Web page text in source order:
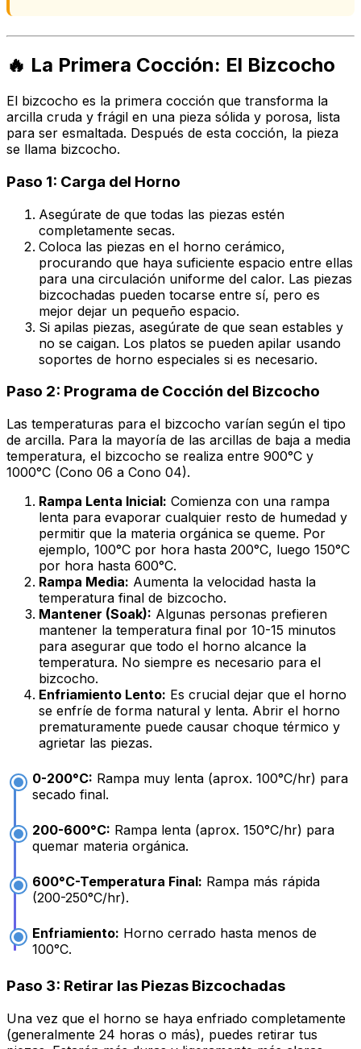
🔥 La Primera Cocción: El Bizcocho
El bizcocho es la primera cocción que transforma la
arcilla cruda y frágil en una pieza sólida y porosa, lista
para ser esmaltada. Después de esta cocción, la pieza
se llama bizcocho.
Paso 1: Carga del Horno
Asegúrate de que todas las piezas estén
completamente secas.
Coloca las piezas en el horno cerámico,
procurando que haya suficiente espacio entre ellas
para una circulación uniforme del calor. Las piezas
bizcochadas pueden tocarse entre sí, pero es
mejor dejar un pequeño espacio.
Si apilas piezas, asegúrate de que sean estables y
no se caigan. Los platos se pueden apilar usando
soportes de horno especiales si es necesario.
Paso 2: Programa de Cocción del Bizcocho
Las temperaturas para el bizcocho varían según el tipo
de arcilla. Para la mayoría de las arcillas de baja a media
temperatura, el bizcocho se realiza entre 900°C y
1000°C (Cono 06 a Cono 04).
Rampa Lenta Inicial: Comienza con una rampa
lenta para evaporar cualquier resto de humedad y
permitir que la materia orgánica se queme. Por
ejemplo, 100°C por hora hasta 200°C, luego 150°C
por hora hasta 600°C.
Rampa Media: Aumenta la velocidad hasta la
temperatura final de bizcocho.
Mantener (Soak): Algunas personas prefieren
mantener la temperatura final por 10-15 minutos
para asegurar que todo el horno alcance la
temperatura. No siempre es necesario para el
bizcocho.
Enfriamiento Lento: Es crucial dejar que el horno
se enfríe de forma natural y lenta. Abrir el horno
prematuramente puede causar choque térmico y
agrietar las piezas.
0-200°C: Rampa muy lenta (aprox. 100°C/hr) para
secado final.
200-600°C: Rampa lenta (aprox. 150°C/hr) para
quemar materia orgánica.
600°C-Temperatura Final: Rampa más rápida
(200-250°C/hr).
Enfriamiento: Horno cerrado hasta menos de
100°C.
Paso 3: Retirar las Piezas Bizcochadas
Una vez que el horno se haya enfriado completamente
(generalmente 24 horas o más), puedes retirar tus